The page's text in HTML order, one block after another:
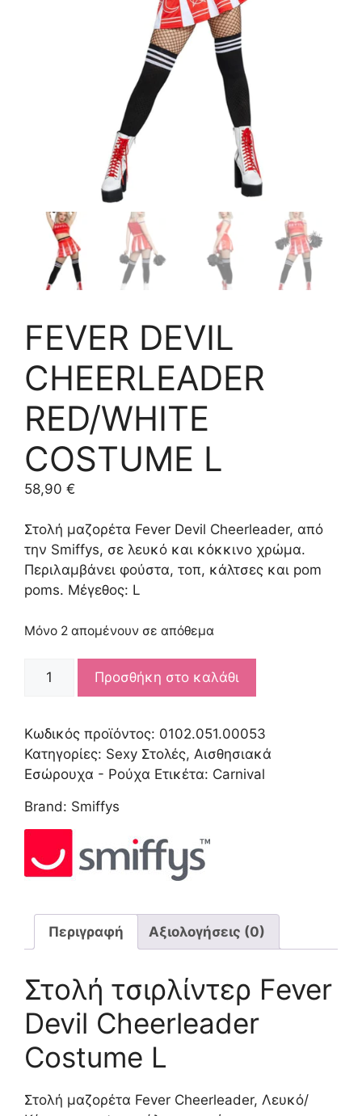
FEVER DEVIL
CHEERLEADER
RED/WHITE
COSTUME L
58,90 €
Στολή μαζορέτα Fever Devil Cheerleader, από
την Smiffys, σε λευκό και κόκκινο χρώμα.
Περιλαμβάνει φούστα, τοπ, κάλτσες και pom
poms. Μέγεθος: L
Μόνο 2 απομένουν σε απόθεμα
FEVER
RED/WHITE
COSTUME
L
Προσθήκη στο καλάθι
Κωδικός προϊόντος: 0102.051.00053
Κατηγορίες: Sexy Στολές, Αισθησιακά
Εσώρουχα - Ρούχα Ετικέτα: Carnival
Brand: Smiffys
Περιγραφή Αξιολογήσεις (0)
Στολή τσιρλίντερ Fever
Devil Cheerleader
Costume L
Στολή μαζορέτα Fever Cheerleader, Λευκό/